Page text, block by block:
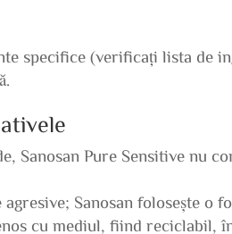
specifice (verificați lista de
Sanosan Pure Sensitive nu
Sanosan folosește o
cu mediul, fiind reciclabil,